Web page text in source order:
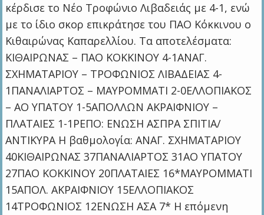
κέρδισε το Νέο Τροφώνιο Λιβαδειάς με 4-1, ενώ
με το ίδιο σκορ επικράτησε του ΠΑΟ Κόκκινου ο
Κιθαιρώνας Καπαρελλίου. Tα αποτελέσματα:
KIΘΑΙΡΩΝΑΣ – ΠΑΟ ΚΟΚΚΙΝΟΥ 4-1ΑΝΑΓ.
ΣΧΗΜΑΤΑΡΙΟΥ – ΤΡΟΦΩΝΙΟΣ ΛΙΒΑΔΕΙΑΣ 4-
1ΠΑΝΑΛΙΑΡΤΟΣ – ΜΑΥΡΟΜΜΑΤΙ 2-0ΕΛΛΟΠΙΑΚΟΣ
– ΑΟ ΥΠΑΤΟΥ 1-5ΑΠΟΛΛΩΝ ΑΚΡΑΙΦΝΙΟΥ –
ΠΛΑΤΑΙΕΣ 1-1ΡΕΠΟ: ΕΝΩΣΗ ΑΣΠΡΑ ΣΠΙΤΙΑ/
ΑΝΤΙΚΥΡΑ Η βαθμολογία: ΑΝΑΓ. ΣΧΗΜΑΤΑΡΙΟΥ
40ΚΙΘΑΙΡΩΝΑΣ 37ΠΑΝΑΛΙΑΡΤΟΣ 31ΑΟ ΥΠΑΤΟΥ
27ΠΑΟ ΚΟΚΚΙΝΟΥ 20ΠΛΑΤΑΙΕΣ 16*ΜΑΥΡΟΜΜΑΤΙ
15ΑΠΟΛ. ΑΚΡΑΙΦΝΙΟΥ 15ΕΛΛΟΠΙΑΚΟΣ
14ΤΡΟΦΩΝΙΟΣ 12ΕΝΩΣΗ ΑΣΑ 7* Η επόμενη